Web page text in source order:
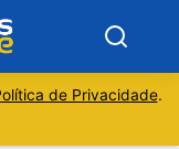
de Privacidade.